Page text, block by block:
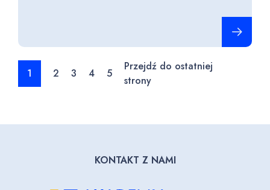
1 2 3 4 5
Przejdź do ostatniej
strony
KONTAKT Z NAMI